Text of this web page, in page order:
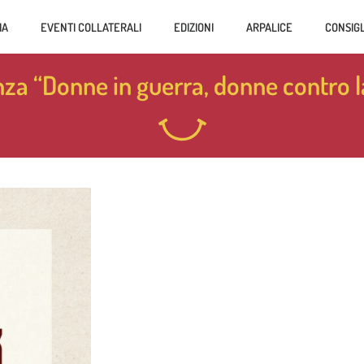
EVENTI COLLATERALI EDIZIONI ARPALICE
“Donne in guerra, donne contro